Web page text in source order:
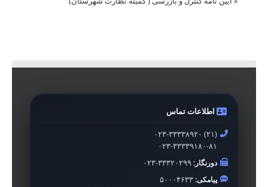
اطلاعات تماس
۰۲۳-۳۳۳۳۸۹۲۰ (۲۱)
۰۲۳-۳۳۳۳۹۱۸۰-۸۱
دورنگار:۰۲۳-۳۳۳۲۰۲۹۹
پیامکی:۵۰۰۰۴۶۳۳